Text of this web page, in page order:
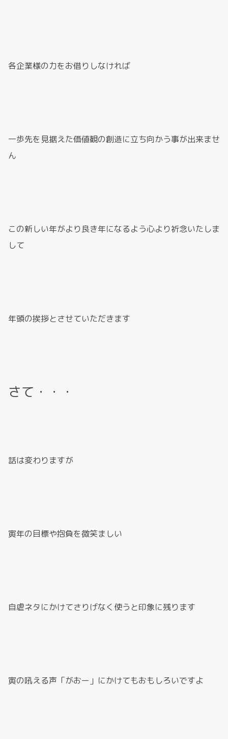
各企業様の力をお借りしなければ
一歩先を見据えた価値観の創造に立ち向かう事が出来ませ
ん
この新しい年がより良き年になるよう心より祈念いたしま
して
年頭の挨拶とさせていただきます
さて・・・
話は変わりますが
寅年の目標や抱負を微笑ましい
自虐ネタにかけてさりげなく使うと印象に残ります
寅の吼える声「がおー」にかけてもおもしろいですよ